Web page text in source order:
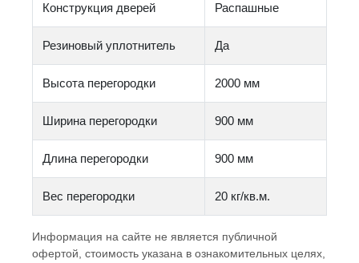
Конструкция дверей Распашные
Резиновый уплотнитель Да
Высота перегородки 2000 мм
Ширина перегородки 900 мм
Длина перегородки 900 мм
Вес перегородки 20 кг/кв.м.
Информация на сайте не является публичной
офертой, стоимость указана в ознакомительных целях,